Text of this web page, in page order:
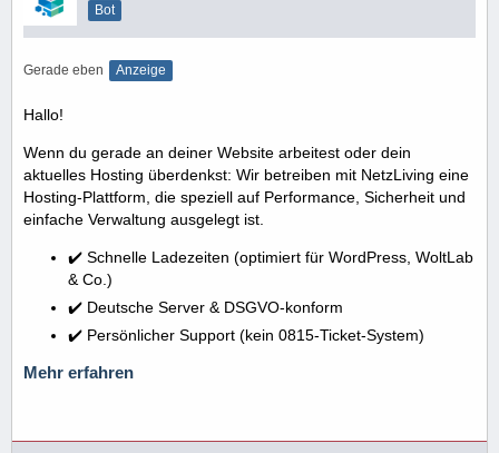
Bot
Gerade eben Anzeige
Hallo!
Wenn du gerade an deiner Website arbeitest oder dein
aktuelles Hosting überdenkst: Wir betreiben mit NetzLiving eine
Hosting-Plattform, die speziell auf Performance, Sicherheit und
einfache Verwaltung ausgelegt ist.
✔️ Schnelle Ladezeiten (optimiert für WordPress, WoltLab
& Co.)
✔️ Deutsche Server & DSGVO-konform
✔️ Persönlicher Support (kein 0815-Ticket-System)
Mehr erfahren